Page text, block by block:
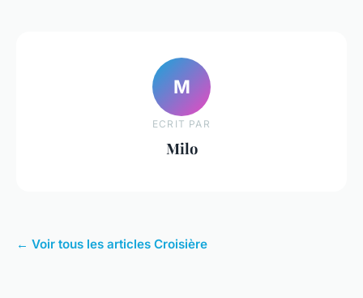
M
ECRIT PAR
Milo
← Voir tous les articles Croisière